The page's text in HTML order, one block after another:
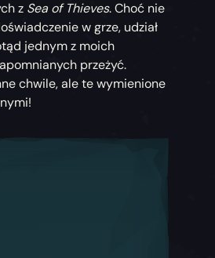
z Sea of Thieves. Choć nie
w grze, udział
jednym z moich
przeżyć.
chwile, ale te wymienione